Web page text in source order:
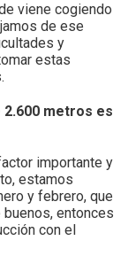
viene cogiendo
de ese
y
estas
metros es
importante y
estamos
y febrero, que
entonces
con el